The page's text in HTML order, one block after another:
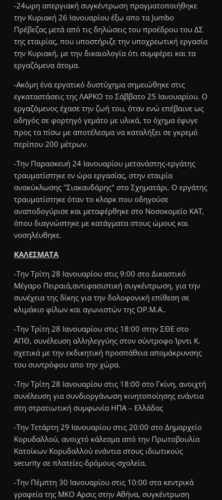
-24ωρη απεργιακή συγκέντρωση πραγματοποιήθηκε
την Κυριακή 26 Ιανουαρίου έξω απο τα Jumbo
Πρέβεζας μετά από τις δηλώσεις του προέδρου του ΔΣ
της εταιρίας, που υποστήριζε την υποχρεωτική εργασία
την Κυριακή, με την δικαιολογία ότι συμφέρει και τα
εργαζόμενα άτομα.
-Ακόμη ένα εργατικό δυστύχημα σημειώθηκε στις
εγκαταστάσεις της ΛΑΡΚΟ το Σάββατο 25 Ιανουαρίου. Ο
εργαζόμενος έχασε την ζωή του, όταν ενώ επέβαινε ως
οδηγός σε φορτηγό γεμάτο με υλικά, το όχημα έφυγε
προς τα πίσω με αποτέλεσμα να καταλήξει σε γκρεμό
περίπου 200 μέτρων.
-Την Παρασκευή 24 Ιανουαρίου μετανάστης-εργάτης
τραυματίστηκε εν ώρα εργασίας, στην εταιρία
ανακύκλωσης "Σιακανδάρης" στο Σχηματάρι. Ο εργάτης
τραυματίστηκε όταν το κλαρκ που οδηγούσε
αναποδογύρισε και μεταφέρθηκε στο Νοσοκομείο ΚΑΤ,
όπου διαγνώστηκε με κατάγματα στους ώμους και
νοσηλέυθηκε.
ΚΑΛΕΣΜΑΤΑ
-Την Τρίτη 28 Ιανουαρίου στις 9:00 στο Δικαστικό
Μέγαρο Πειραιά,αντιφασιστική συγκέντρωση, για την
συνέχεια της δίκης για την δολοφονική επίθεση σε
κλιμάκιο φίλων και αγωνιστών της ΟΡ.Μ.Α..
-Την Τρίτη 28 Ιανουαρίου στις 18:00 στην ΣΘΕ στο
ΑΠΘ, συνέλευση αλληλεγγύης στον σύντροφο Ίρντι Κ.
σχετικά με την εκδικητική προσπάθεια απομάκρυνσης
του συντρόφου απο την χώρα.
-Την Τρίτη 28 Ιανουαρίου στις 18:00 στο Γκίνη, ανοιχτή
συνέλευση για συνδιοργάνωση κινητοποίησης ενάντια
στη στρατιωτική συμφωνία ΗΠΑ – Ελλάδας
-Την Τετάρτη 29 Ιανουαρίου στις 20:00 στο Δημαρχείο
Κορυδαλλού, ανοιχτό κάλεσμα από την Πρωτοβουλία
Κατοίκων Κορυδαλλού ενάντια στους ιδιωτικούς
security σε πλατείες-δρόμους-σχολεία.
-Την Πέμπτη 30 Ιανουαρίου στις 10:00 στα κεντρικά
γραφεία της ΜΚΟ Αρσις στην Αθήνα, συγκέντρωση